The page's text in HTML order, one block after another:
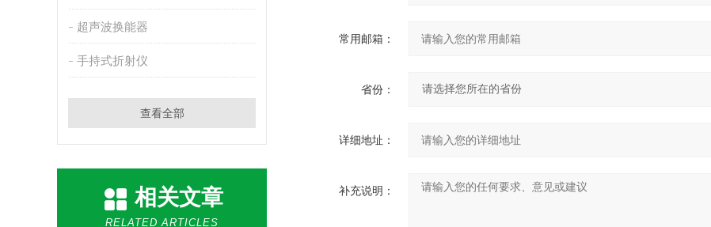
超声波换能器
手持式折射仪
查看全部
相关文章
RELATED ARTICLES
常用邮箱：
省份：
详细地址：
补充说明：